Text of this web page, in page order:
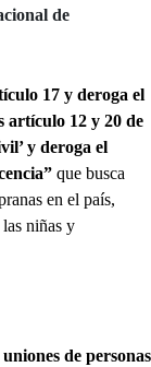
de
17 y deroga el
artículo 12 y 20 de
y deroga el
que busca
en el país,
niñas y
de personas